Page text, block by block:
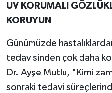
UV KORUMALI
KORUYUN
Günümüzde
tedavisinden çok daha
Dr. Ayşe Mutlu, "Kimi
sonraki tedavi